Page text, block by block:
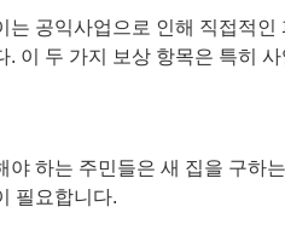
공익사업으로 인해 직접적
이 두 가지 보상 항목은 특히
하는 주민들은 새 집을 구하
필요합니다.